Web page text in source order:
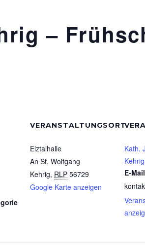
–
VERANSTALTUNGSORT
Elztalhalle
An St. Wolfgang
Kehrig, RLP 56729
Google Karte anzeigen
Kath.
E-Mail